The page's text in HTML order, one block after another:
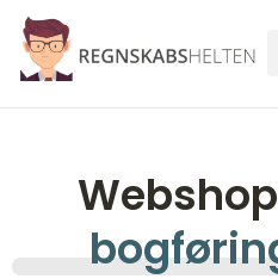
Skip
content